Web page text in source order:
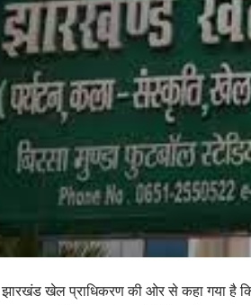
झारखंड खेल प्राधिकरण की ओर से कहा गया है